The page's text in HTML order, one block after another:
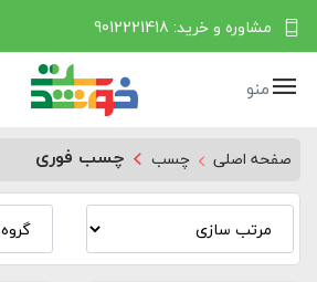
مشاوره و خرید: 9012221418
منو
صفحه اصلی چسب چسب فوری